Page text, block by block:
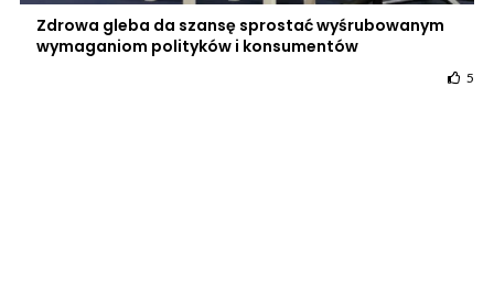
Zdrowa gleba da szansę sprostać wyśrubowanym
wymaganiom polityków i konsumentów
5